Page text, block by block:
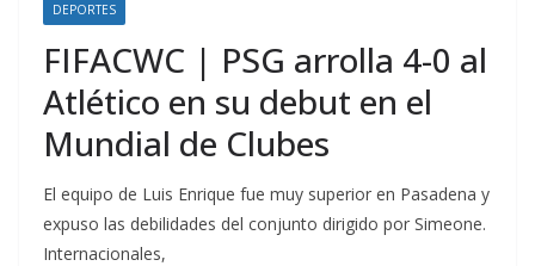
DEPORTES
FIFACWC | PSG arrolla 4-0 al
Atlético en su debut en el
Mundial de Clubes
El equipo de Luis Enrique fue muy superior en Pasadena y
expuso las debilidades del conjunto dirigido por Simeone.
Internacionales,